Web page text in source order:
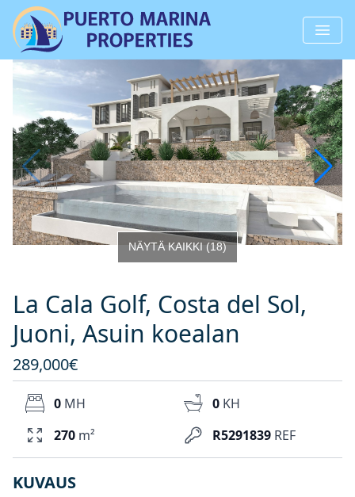
NÄYTÄ KAIKKI (18)
La Cala Golf, Costa del Sol,
Juoni, Asuin koealan
289,000€
R5291839 REF
0 MH 0 KH
270 m²
KUVAUS